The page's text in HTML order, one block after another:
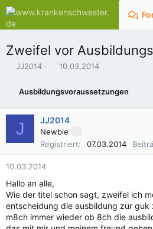
Zweifel vor
E
e
l
JJ2014
E
t
e
l
l
t
10.03.2014
Ausbildungsvoraussetzungen
J JJ2014
Newbie
Registriert
07.03.2014
10.03.2014
Hallo an alle,
Wie der titel schon sagt, zweifel ich
entscheidung die ausbildung zur guk
m8ch immer wieder ob 8ch die